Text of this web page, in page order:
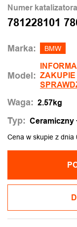
Numer
781228101
Marka: BMW
Model: ZAKUPIE
Waga: 2.57kg
Typ: Ceramiczny
Cena w skupie z dnia